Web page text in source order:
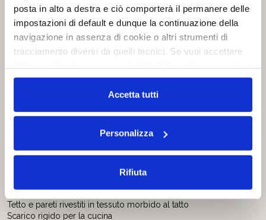
posta in alto a destra e ciò comporterà il permanere delle
impostazioni di default e dunque la continuazione della
navigazione in assenza di cookie o altri strumenti di
tracciamento diversi da quelli tecnici. Se vuoi accettare
autonomamente selezionare i cookie da accettare clicca
su acconsento selezionati. Se vuoi saperne di più clicca
qui. Cliccando sul tasto "Acconsento" permetti l'utilizzo
Accetta tutti
Personalizza
Rifiuta
Europa New Deal si merita il meglio. Le migliori dotazioni per un
prodotto di valore e completo.
Per lo chassis:
Meccanica Fiat Euro 6, 140 cv
Airbag guidatore e passeggero
ESC e Traction + con Hill Descent
Paraurti verniciato bianco
Calandra anteriore e fari neri
Comandi al volante
Tetto e pareti rivestiti in tessuto morbido al tatto
Scarico rigido per la cucina